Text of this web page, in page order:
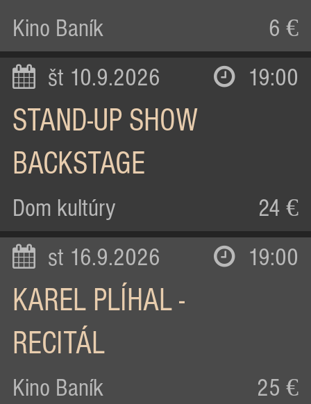
Kino Baník 6 €
št 10.9.2026 19:00
STAND-UP SHOW
BACKSTAGE
Dom kultúry 24 €
st 16.9.2026 19:00
KAREL PLÍHAL -
RECITÁL
Kino Baník 25 €